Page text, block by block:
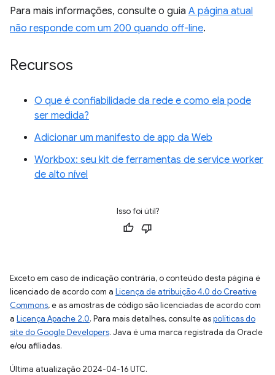
Para mais informações, consulte o guia A página atual
não responde com um 200 quando off-line.
Recursos
O que é confiabilidade da rede e como ela pode
ser medida?
Adicionar um manifesto de app da Web
Workbox: seu kit de ferramentas de service worker
de alto nível
Isso foi útil?
Exceto em caso de indicação contrária, o conteúdo desta página é
licenciado de acordo com a Licença de atribuição 4.0 do Creative
Commons, e as amostras de código são licenciadas de acordo com
a Licença Apache 2.0. Para mais detalhes, consulte aspolíticas do
site do Google Developers. Java é uma marca registrada da Oracle
e/ou afiliadas.
Última atualização 2024-04-16 UTC.